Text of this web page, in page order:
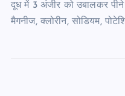
दूध में 3 अंजीर को उबालकर पीने
मैगनीज, क्लोरीन, सोडियम,